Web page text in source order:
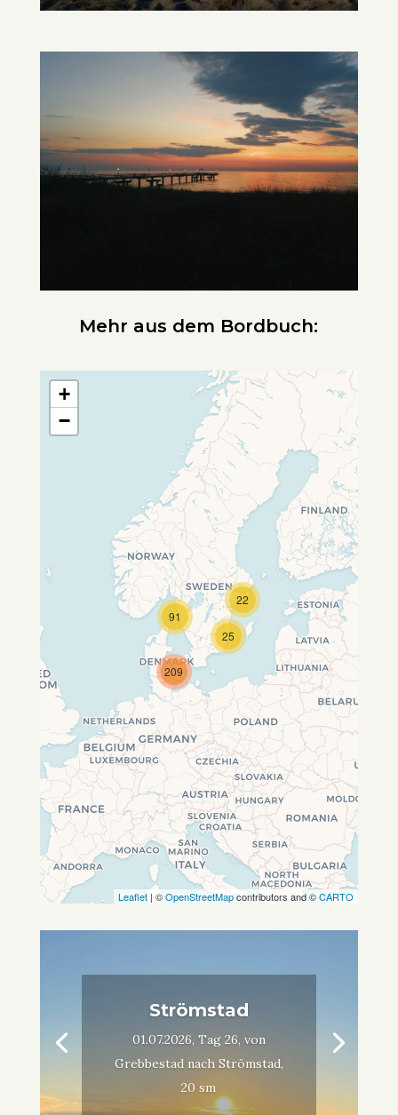
Mehr aus dem Bordbuch:
Travelers' Map wird geladen …
Wenn du dies siehst, nachdem
deine Seite vollständig geladen
wurde, fehlen leafletJS-Dateien.
22
25
209
91
+
−
Leaflet | ©OpenStreetMapcontributors and ©CARTO
Strömstad
01.07.2026, Tag 26, von
Grebbestad nach Strömstad,
20 sm